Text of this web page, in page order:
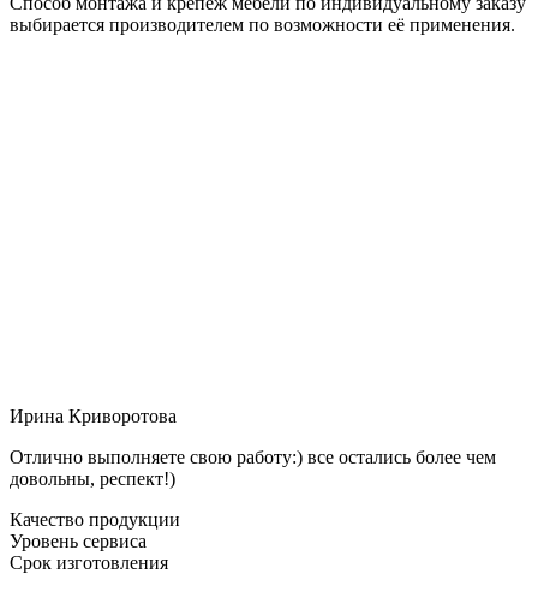
выбирается производителем по возможности её применения.
Ирина Криворотова
Отлично выполняете свою работу:) все остались более чем
довольны, респект!)
Качество продукции
Уровень сервиса
Срок изготовления